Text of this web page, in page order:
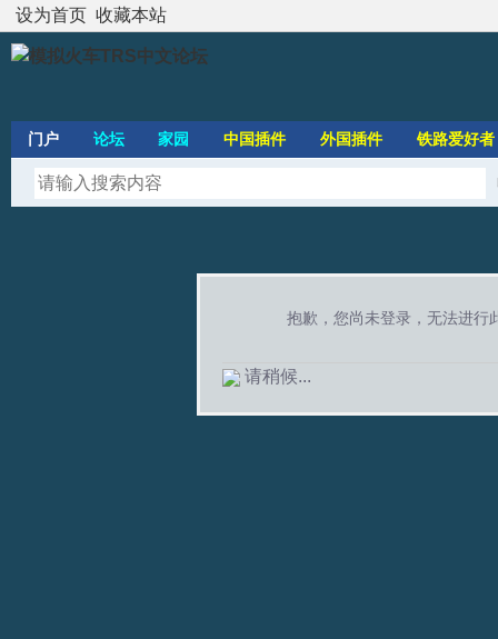
设为首页 收藏本站
门户 论坛 家园 中国插件 外国插件 铁路爱好者
抱歉，您尚未登录，无法进行
请稍候...